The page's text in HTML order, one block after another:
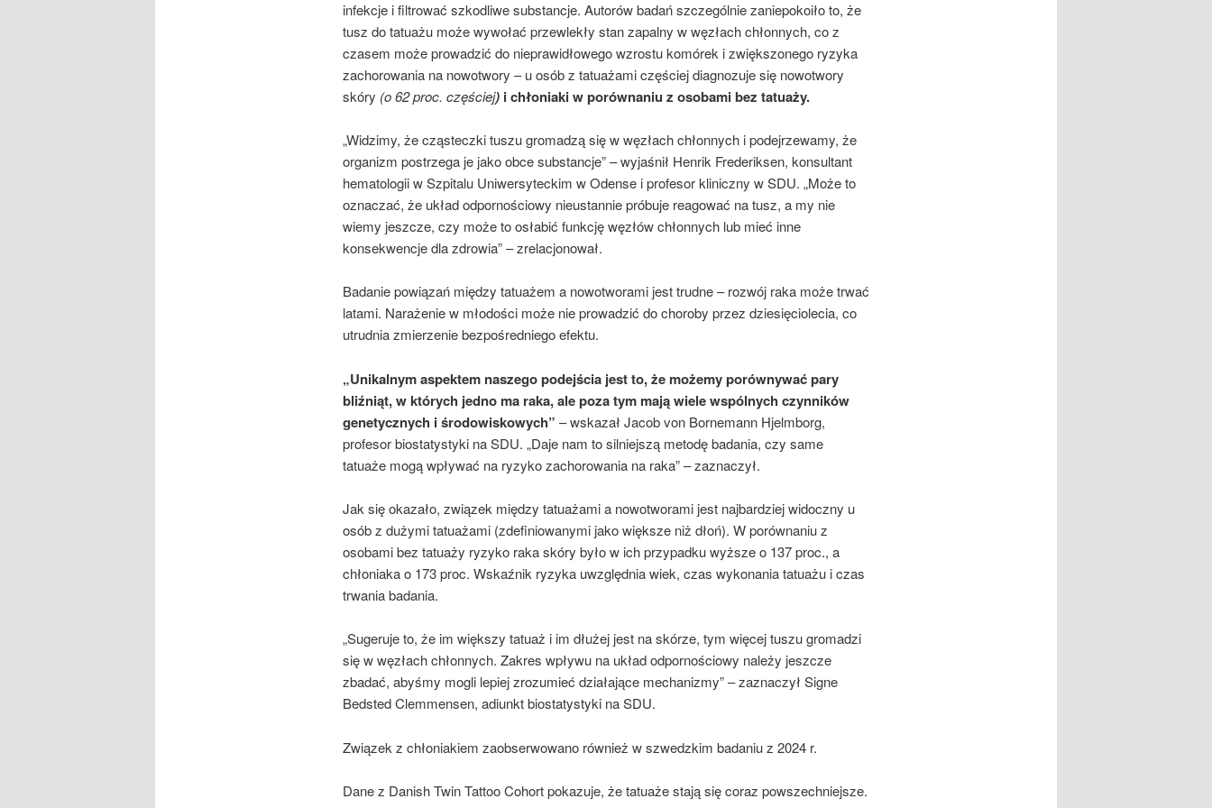
infekcje i filtrować szkodliwe substancje. Autorów badań szczególnie zaniepokoiło to, że
tusz do tatuażu może wywołać przewlekły stan zapalny w węzłach chłonnych, co z
czasem może prowadzić do nieprawidłowego wzrostu komórek i zwiększonego ryzyka
zachorowania na nowotwory – u osób z tatuażami częściej diagnozuje się nowotwory
skóry (o 62 proc. częściej)i chłoniaki w porównaniu z osobami bez tatuaży.
„Widzimy, że cząsteczki tuszu gromadzą się w węzłach chłonnych i podejrzewamy, że
organizm postrzega je jako obce substancje” – wyjaśnił Henrik Frederiksen, konsultant
hematologii w Szpitalu Uniwersyteckim w Odense i profesor kliniczny w SDU. „Może to
oznaczać, że układ odpornościowy nieustannie próbuje reagować na tusz, a my nie
wiemy jeszcze, czy może to osłabić funkcję węzłów chłonnych lub mieć inne
konsekwencje dla zdrowia” – zrelacjonował.
Badanie powiązań między tatuażem a nowotworami jest trudne – rozwój raka może trwać
latami. Narażenie w młodości może nie prowadzić do choroby przez dziesięciolecia, co
utrudnia zmierzenie bezpośredniego efektu.
„Unikalnym aspektem naszego podejścia jest to, że możemy porównywać pary
bliźniąt, w których jedno ma raka, ale poza tym mają wiele wspólnych czynników
genetycznych i środowiskowych” – wskazał Jacob von Bornemann Hjelmborg,
profesor biostatystyki na SDU. „Daje nam to silniejszą metodę badania, czy same
tatuaże mogą wpływać na ryzyko zachorowania na raka” – zaznaczył.
Jak się okazało, związek między tatuażami a nowotworami jest najbardziej widoczny u
osób z dużymi tatuażami (zdefiniowanymi jako większe niż dłoń). W porównaniu z
osobami bez tatuaży ryzyko raka skóry było w ich przypadku wyższe o 137 proc., a
chłoniaka o 173 proc. Wskaźnik ryzyka uwzględnia wiek, czas wykonania tatuażu i czas
trwania badania.
„Sugeruje to, że im większy tatuaż i im dłużej jest na skórze, tym więcej tuszu gromadzi
się w węzłach chłonnych. Zakres wpływu na układ odpornościowy należy jeszcze
zbadać, abyśmy mogli lepiej zrozumieć działające mechanizmy” – zaznaczył Signe
Bedsted Clemmensen, adiunkt biostatystyki na SDU.
Związek z chłoniakiem zaobserwowano również w szwedzkim badaniu z 2024 r.
Dane z Danish Twin Tattoo Cohort pokazuje, że tatuaże stają się coraz powszechniejsze.